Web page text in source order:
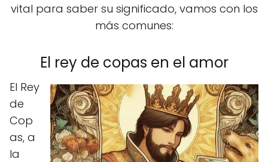
vital para saber su significado, vamos con los
más comunes:
El rey de copas en el amor
El Rey
de
Cop
as, a
la